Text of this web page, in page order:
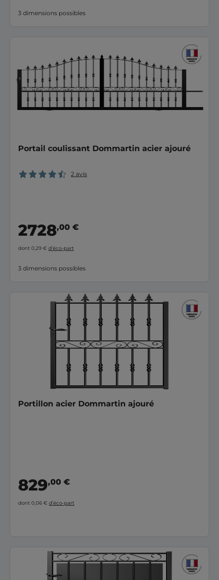
3 dimensions possibles
Portail coulissant Dommartin acier ajouré
2 avis
2728,00 €
dont 0,29 € d’éco-part
3 dimensions possibles
Portillon acier Dommartin ajouré
829,00 €
dont 0,06 € d’éco-part